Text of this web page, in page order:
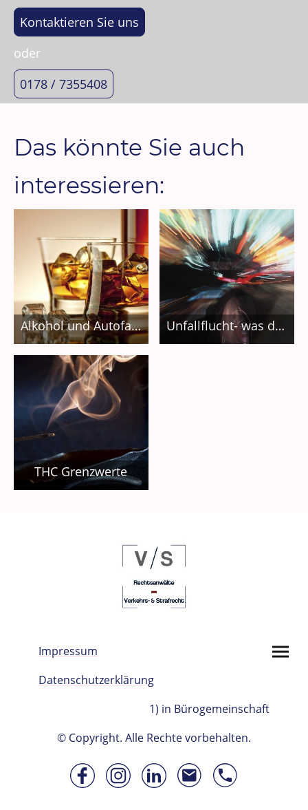
oder
Kontaktieren Sie uns
0178 / 7355408
Das könnte Sie auch
interessieren:
Alkohol und Autofahren Unfallflucht- was droht
THC Grenzwerte
Impressum
Datenschutzerklärung
1) in Bürogemeinschaft
© Copyright. Alle Rechte vorbehalten.